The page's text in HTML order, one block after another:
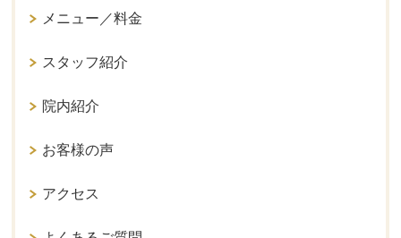
メニュー／料金
スタッフ紹介
院内紹介
お客様の声
アクセス